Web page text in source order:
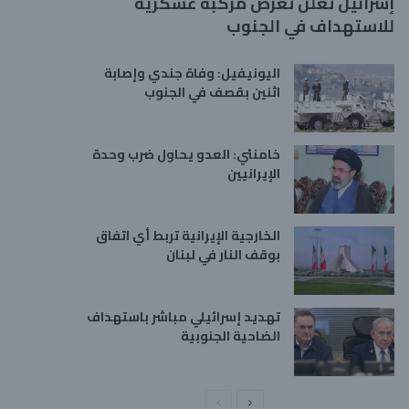
للاستهداف في الجنوب
اليونيفيل: وفاة جندي وإصابة
اثنين بقصف في الجنوب
خامنئي: العدو يحاول ضرب وحدة
الإيرانيين
الخارجية الإيرانية تربط أي اتفاق
بوقف النار في لبنان
تهديد إسرائيلي مباشر باستهداف
الضاحية الجنوبية